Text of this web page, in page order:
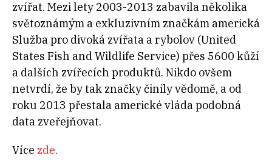
zvířat. Mezi lety 2003-2013 zabavila několika
světoznámým a exkluzivním značkám americká
Služba pro divoká zvířata a rybolov (United
States Fish and Wildlife Service) přes 5600 kůží
a dalších zvířecích produktů. Nikdo ovšem
netvrdí, že by tak značky činily vědomě, a od
roku 2013 přestala americké vláda podobná
data zveřejňovat.
Více zde.